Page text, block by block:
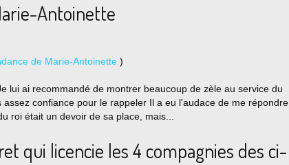
Antoinette
de Marie-Antoinette )
lui ai recommandé de montrer beaucoup de zèle au service du
assez confiance pour le rappeler Il a eu l'audace de me répondre
roi était un devoir de sa place, mais...
qui licencie les 4 compagnies des ci-